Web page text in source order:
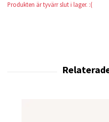
Produkten är tyvärr slut i lager. :(